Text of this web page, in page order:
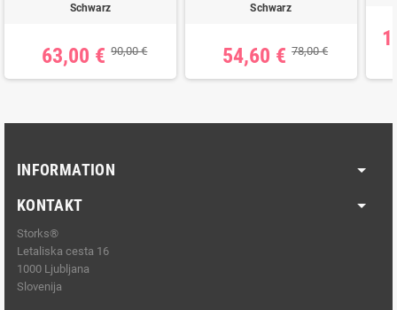
Schwarz
63,00 € 90,00 €
Schwarz
54,60 € 78,00 €
INFORMATION
KONTAKT
Storks®
Letaliska cesta 16
1000 Ljubljana
Slovenija